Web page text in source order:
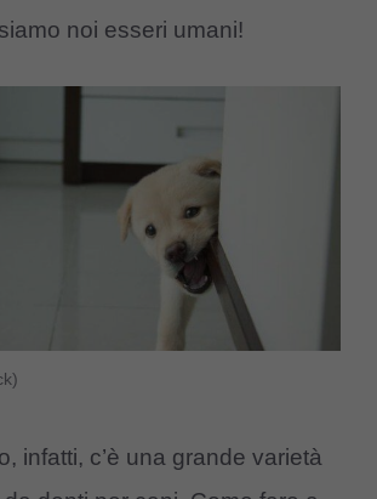
noi esseri umani!
infatti, c’è una grande varietà